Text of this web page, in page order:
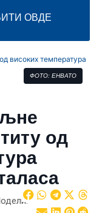
ОВДЕ
високих температура
ФОТО: ЕНВАТО
од